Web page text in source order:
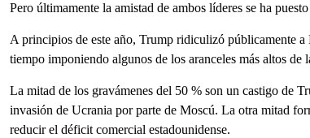
Pero últimamente la amistad de ambos líderes se ha
A principios de este año, Trump ridiculizó públicamente
tiempo imponiendo algunos de los aranceles más altos de
La mitad de los gravámenes del 50 % son un castigo de
invasión de Ucrania por parte de Moscú. La otra mitad
reducir el déficit comercial estadounidense.